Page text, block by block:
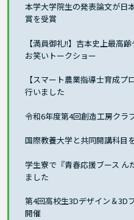
本学大学院生の発表論文が日
賞を受賞
【満員御礼!!】吉本史上最高
お笑いトークショー
【スマート農業指導士育成
行いました
令和6年度第4回創造工房クラ
国際教養大学と共同開講科目
学生寮で『青春応援ブース ん
ました
第4回高校生3Dデザイン＆3D
開催